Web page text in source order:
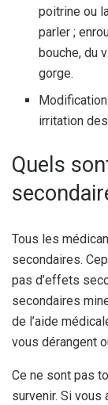
poitrine ou
parler ;
bouche, du
gorge.
irritation
Quels
Tous les
secondaires.
pas d’effets
secondaires
de l’aide
vous dérangent
Ce ne sont pas
survenir. Si